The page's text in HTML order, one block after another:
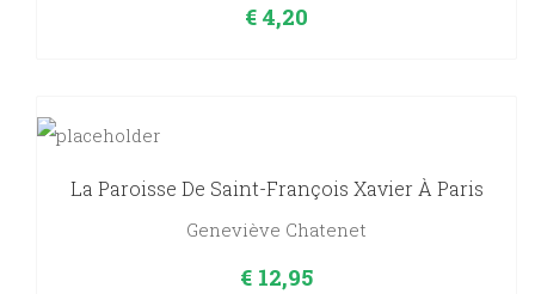
€ 4,20
La Paroisse De Saint-François Xavier À Paris
Geneviève Chatenet
€ 12,95